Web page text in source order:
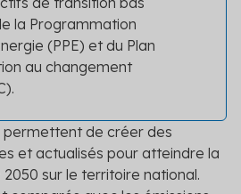
la Programmation
(PPE) et du Plan
au changement
de créer des
et actualisés pour atteindre la
sur le territoire national.